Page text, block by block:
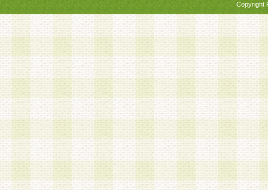
Copyright